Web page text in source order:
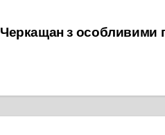
Черкащан з особливими